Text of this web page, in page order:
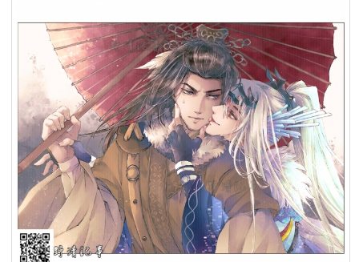
會員中心
註冊會員
登入